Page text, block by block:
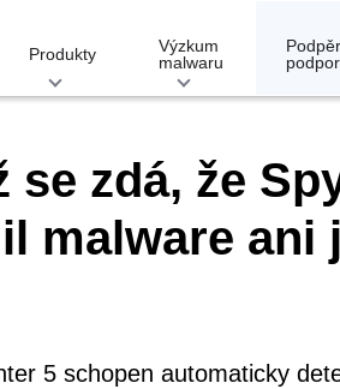
Produkty
Výzkum
malwaru
se zdá, že
malware ani
5 schopen automaticky